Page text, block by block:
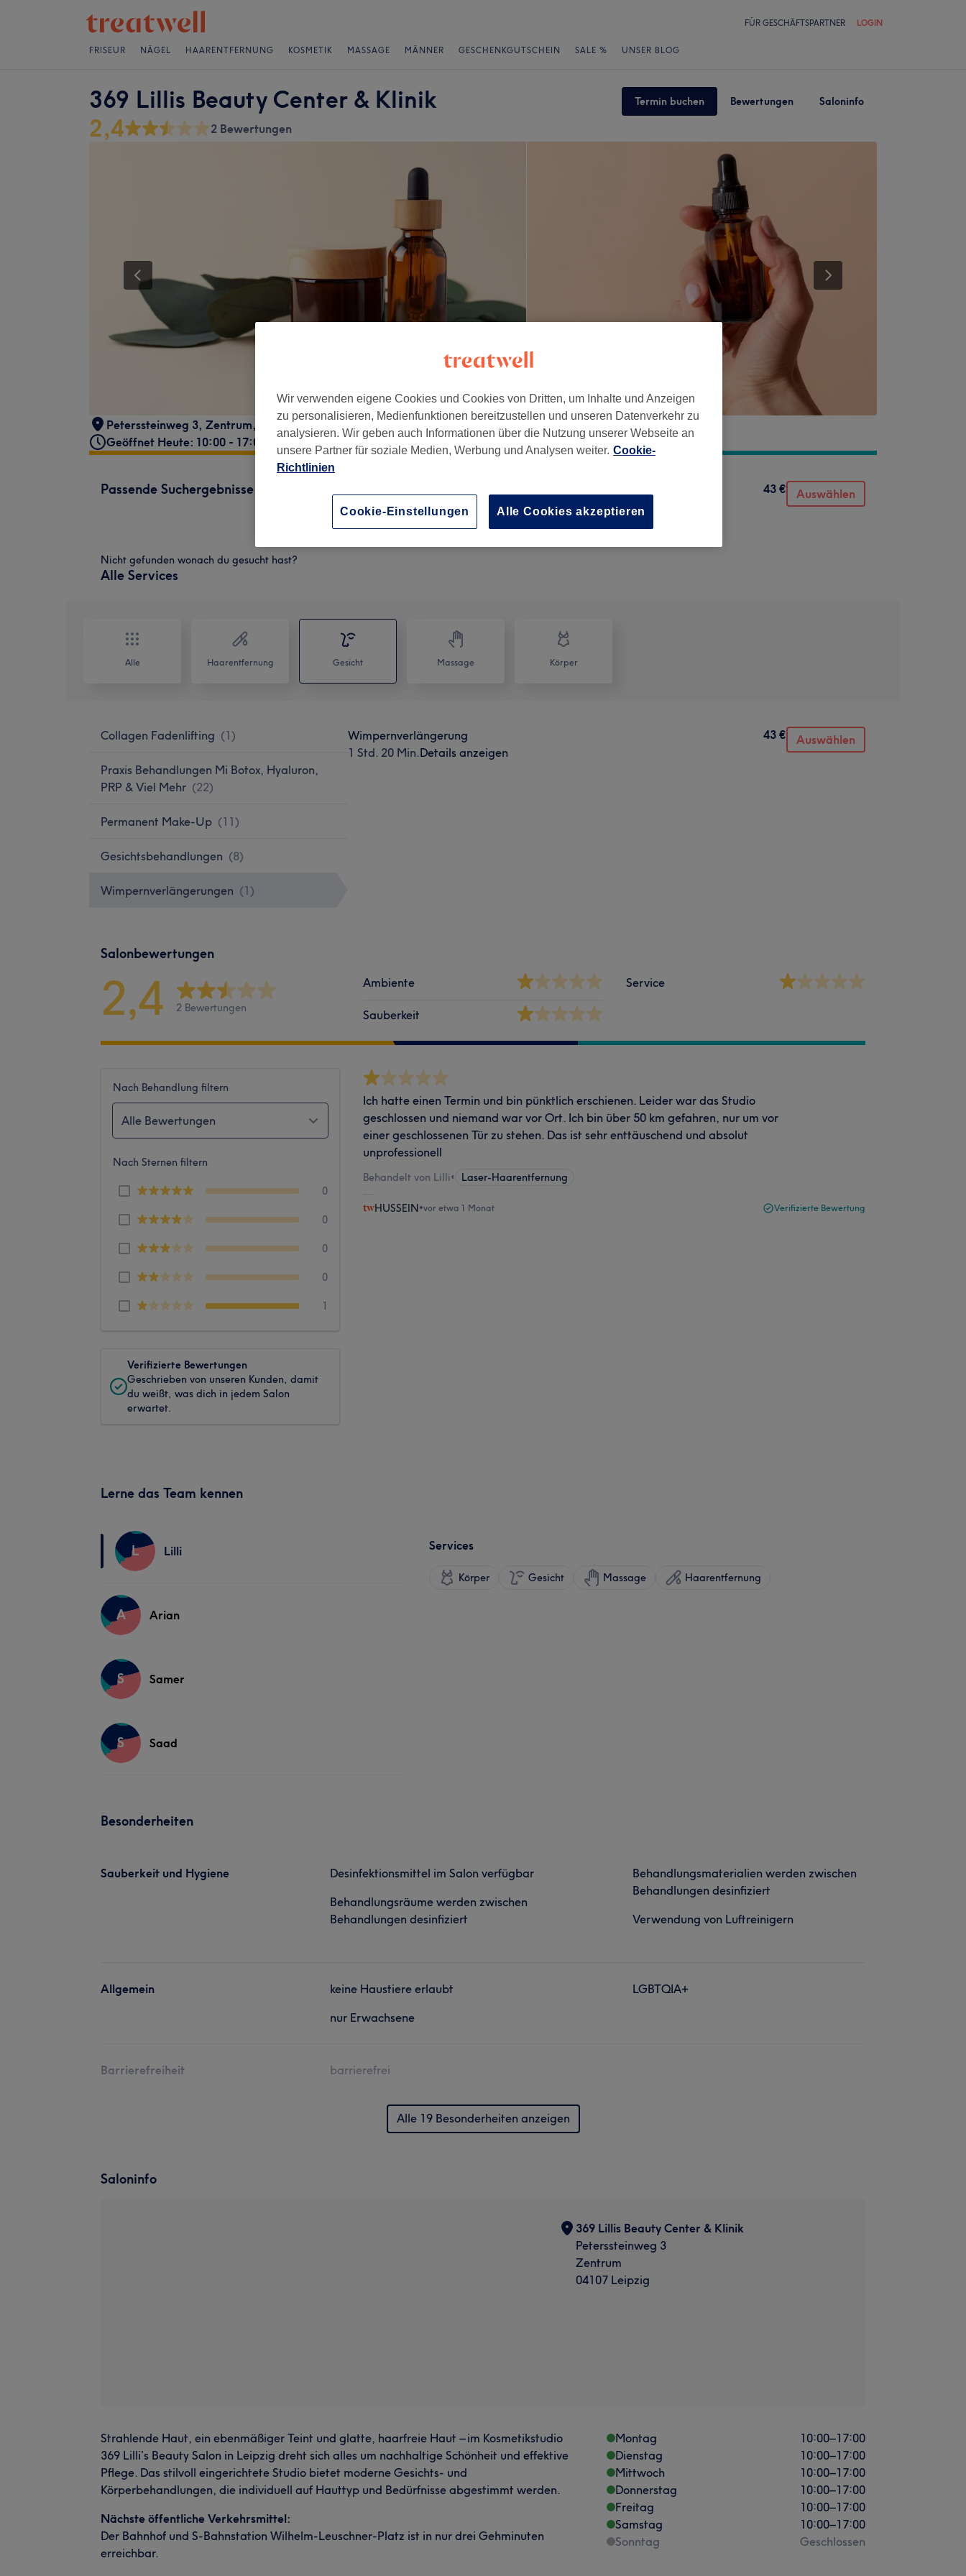
FÜR GESCHÄFTSPARTNER LOGIN
FRISEUR NÄGEL HAARENTFERNUNG KOSMETIK MASSAGE MÄNNER GESCHENKGUTSCHEIN SALE % UNSER BLOG
369 Lillis Beauty Center & Klinik Termin buchen Bewertungen Saloninfo
2,4 2 Bewertungen
Peterssteinweg 3, Zentrum, Leipzig , 04107
Geöffnet Heute: 10:00 - 17:00
Passende Suchergebnisse
1 Std. 20 Min.Details anzeigen
43 € Auswählen
Nicht gefunden wonach du gesucht hast?
Alle Services
Alle Haarentfernung Gesicht Massage Körper
Collagen Fadenlifting (1)
Praxis Behandlungen Mi Botox, Hyaluron,
PRP & Viel Mehr (22)
Permanent Make-Up (11)
Gesichtsbehandlungen (8)
Wimpernverlängerungen (1 )
Wimpernverlängerung
1 Std. 20 Min.Details anzeigen
43 € Auswählen
Salonbewertungen
2,4 2 Bewertungen
Ambiente
Sauberkeit
Service
Nach Behandlung filtern
Alle Bewertungen
Nach Sternen filtern
0
0
0
0
1
Verifizierte Bewertungen
Geschrieben von unseren Kunden, damit
du weißt, was dich in jedem Salon
erwartet.
Ich hatte einen Termin und bin pünktlich erschienen. Leider war das Studio
geschlossen und niemand war vor Ort. Ich bin über 50 km gefahren, nur um vor
einer geschlossenen Tür zu stehen. Das ist sehr enttäuschend und absolut
unprofessionell
Behandelt von Lilli• Laser-Haarentfernung
HUSSEIN•vor etwa 1 Monat Verifizierte Bewertung
Lerne das Team kennen
L Lilli
A Arian
S Samer
S Saad
Services
Körper Gesicht Massage Haarentfernung
Besonderheiten
Sauberkeit und Hygiene
Desinfektionsmittel im Salon verfügbar
Behandlungsräume werden zwischen
Behandlungen desinfiziert
Behandlungsmaterialien werden zwischen
Behandlungen desinfiziert
Verwendung von Luftreinigern
Allgemein
keine Haustiere erlaubt
nur Erwachsene
LGBTQIA+
Barrierefreiheit barrierefrei
Alle 19 Besonderheiten anzeigen
Saloninfo
369 Lillis Beauty Center & Klinik
Peterssteinweg 3
Zentrum
04107 Leipzig
Strahlende Haut, ein ebenmäßiger Teint und glatte, haarfreie Haut – im Kosmetikstudio
369 Lilli’s Beauty Salon in Leipzig dreht sich alles um nachhaltige Schönheit und effektive
Pflege. Das stilvoll eingerichtete Studio bietet moderne Gesichts- und
Körperbehandlungen, die individuell auf Hauttyp und Bedürfnisse abgestimmt werden.
Nächste öffentliche Verkehrsmittel:
Der Bahnhof und S-Bahnstation Wilhelm-Leuschner-Platz ist in nur drei Gehminuten
erreichbar.
Montag 10:00–17:00
Dienstag
10:00–17:00
Mittwoch
10:00–17:00
Donnerstag
10:00–17:00
Freitag
10:00–17:00
Samstag
10:00–17:00
Sonntag
Geschlossen
Wir verwenden eigene Cookies und Cookies von Dritten, um Inhalte und Anzeigen
zu personalisieren, Medienfunktionen bereitzustellen und unseren Datenverkehr zu
analysieren. Wir geben auch Informationen über die Nutzung unserer Webseite an
unsere Partner für soziale Medien, Werbung und Analysen weiter. Cookie-
Richtlinien
Cookie-Einstellungen Alle Cookies akzeptieren